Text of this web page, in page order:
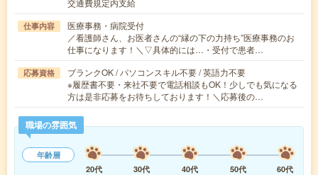
交通費規定内支給
仕事内容
医療事務・病院受付
／看護師さん、お医者さんの“縁の下の力持ち”医療事務のお
仕事になります！＼▽具体的には…・受付で患者…
応募資格
ブランクOK / パソコンスキル不要 / 英語力不要
※履歴書不要・来社不要で電話相談もOK！少しでも気になる
方は是非応募をお待ちしております！＼応募後の…
職場の雰囲気
年齢層
20代
30代 40代 50代
60代